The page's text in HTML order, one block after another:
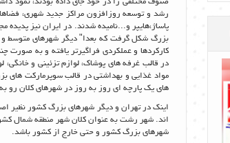
رشد و توسعه روزافزون مراکز جدید شهری،
بزرگ شکل گرفت که بعدا" دیگر شهرهای متوسط و
کارکردها و عملکردی فراگیرتر یافته و به صورت
در قالب غرفه های پوشاک، لوازم تزئینی و
مواد غذایی و بهداشتی در قالب سوپرمارکت
های یک پارچه ای روز به روز در شهرهای کلان رو
اینک در تهران و دیگر شهرهای بزرگ کشور نظیر
اند. شهر رشت به عنوان کلان شهر منطقه شمال
شهرهای بزرگ کشور و حتی خارج از کشور باشد.